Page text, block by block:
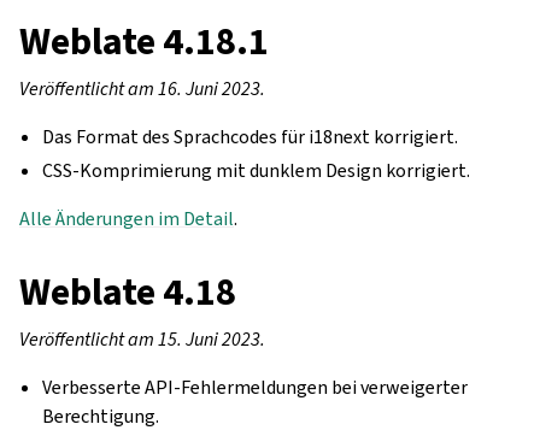
Weblate 4.18.1
Veröffentlicht am 16. Juni 2023.
Das Format des Sprachcodes für i18next korrigiert.
CSS-Komprimierung mit dunklem Design korrigiert.
Alle Änderungen im Detail.
Weblate 4.18
Veröffentlicht am 15. Juni 2023.
Verbesserte API-Fehlermeldungen bei verweigerter
Berechtigung.